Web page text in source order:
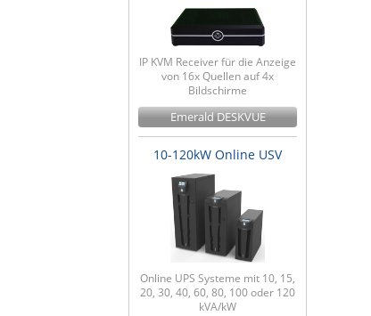
IP KVM Receiver für die Anzeige
von 16x Quellen auf 4x
Bildschirme
Emerald DESKVUE
10-120kW Online USV
Online UPS Systeme mit 10, 15,
20, 30, 40, 60, 80, 100 oder 120
kVA/kW